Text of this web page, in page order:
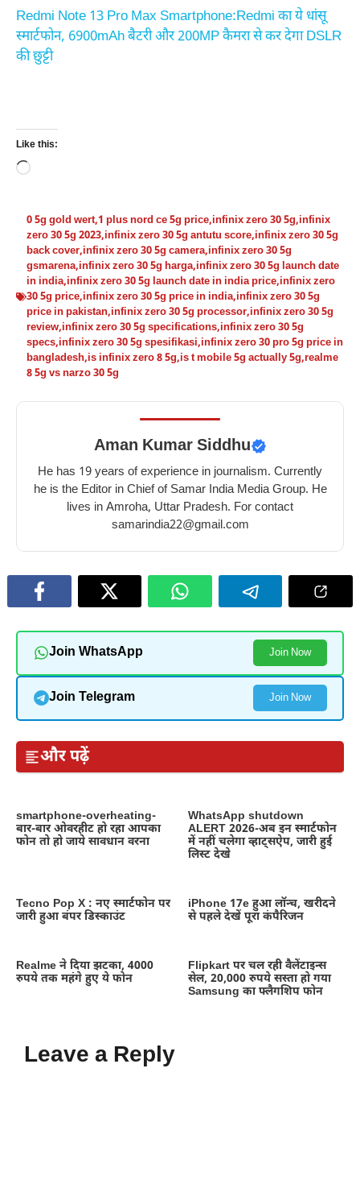
Redmi Note 13 Pro Max Smartphone:Redmi का ये धांसू
स्मार्टफोन, 6900mAh बैटरी और 200MP कैमरा से कर देगा DSLR
की छुट्टी
Like this:
Loading…
0 5g gold wert,1 plus nord ce 5g price,infinix zero 30 5g,infinix
zero 30 5g 2023,infinix zero 30 5g antutu score,infinix zero 30 5g
back cover,infinix zero 30 5g camera,infinix zero 30 5g
gsmarena,infinix zero 30 5g harga,infinix zero 30 5g launch date
in india,infinix zero 30 5g launch date in india price,infinix zero
30 5g price,infinix zero 30 5g price in india,infinix zero 30 5g
price in pakistan,infinix zero 30 5g processor,infinix zero 30 5g
review,infinix zero 30 5g specifications,infinix zero 30 5g
specs,infinix zero 30 5g spesifikasi,infinix zero 30 pro 5g price in
bangladesh,is infinix zero 8 5g,is t mobile 5g actually 5g,realme
8 5g vs narzo 30 5g
Aman Kumar Siddhu
He has 19 years of experience in journalism. Currently
he is the Editor in Chief of Samar India Media Group. He
lives in Amroha, Uttar Pradesh. For contact
samarindia22@gmail.com
Join WhatsApp Join Now
Join Telegram Join Now
और पढ़ें
smartphone-overheating-
बार-बार ओवरहीट हो रहा आपका
फोन तो हो जाये सावधान वरना
WhatsApp shutdown
ALERT 2026-अब इन स्मार्टफोन
में नहीं चलेगा व्हाट्सऐप, जारी हुई
लिस्ट देखे
Tecno Pop X : नए स्मार्टफोन पर
जारी हुआ बंपर डिस्काउंट
iPhone 17e हुआ लॉन्च, खरीदने
से पहले देखें पूरा कंपैरिजन
Realme ने दिया झटका, 4000
रुपये तक महंगे हुए ये फोन
Flipkart पर चल रही वैलेंटाइन्स
सेल, 20,000 रुपये सस्ता हो गया
Samsung का फ्लैगशिप फोन
Leave a Reply